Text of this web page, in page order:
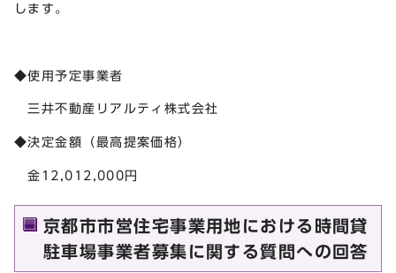
します。
◆使用予定事業者
三井不動産リアルティ株式会社
◆決定金額（最高提案価格）
金12,012,000円
京都市市営住宅事業用地における時間貸
駐車場事業者募集に関する質問への回答